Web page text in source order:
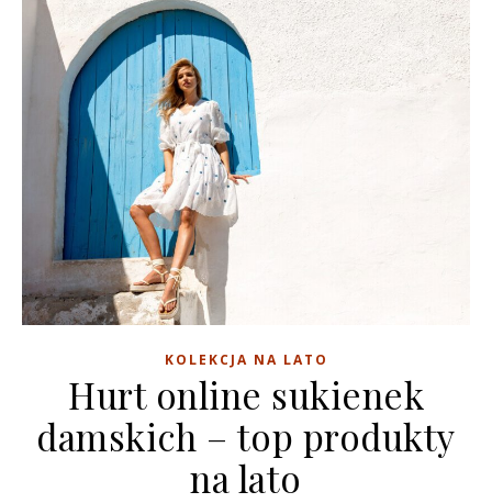
KOLEKCJA NA LATO
Hurt online sukienek
damskich – top produkty
na lato